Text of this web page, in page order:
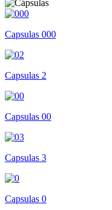
Capsulas 000
Capsulas 2
Capsulas 00
Capsulas 3
Capsulas 0